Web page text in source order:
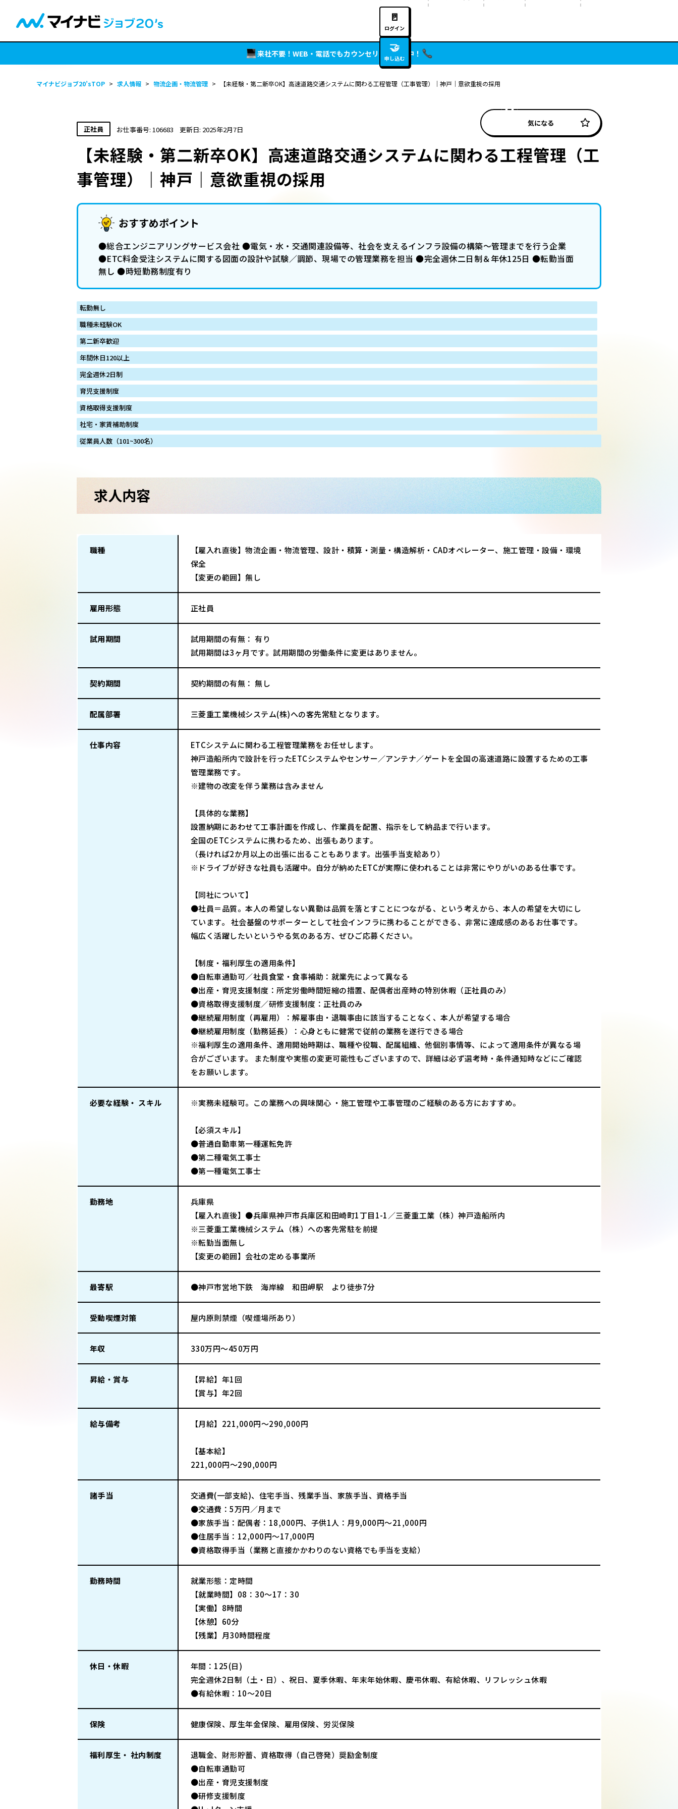
🚪
ログイン
🤝
申し込む
来社不要！WEB・電話でもカウンセリング実施中！
マイナビジョブ20’sTOP > 求人情報 > 物流企画・物流管理 > 【未経験・第二新卒OK】高速道路交通システムに関わる工程管理（工事管理）｜神戸｜意欲重視の採用
正社員 お仕事番号: 106683 更新日: 2025年2月7日
気になる
【未経験・第二新卒OK】高速道路交通システムに関わる工程管理（工
事管理）｜神戸｜意欲重視の採用
おすすめポイント
●総合エンジニアリングサービス会社 ●電気・水・交通関連設備等、社会を支えるインフラ設備の構築～管理までを行う企業
●ETC料金受注システムに関する図面の設計や試験／調節、現場での管理業務を担当 ●完全週休二日制＆年休125日 ●転勤当面
無し ●時短勤務制度有り
転勤無し
職種未経験OK
第二新卒歓迎
年間休日120以上
完全週休2日制
育児支援制度
資格取得支援制度
社宅・家賃補助制度
従業員人数（101~300名）
求人内容
職種
【雇入れ直後】物流企画・物流管理、設計・積算・測量・構造解析・CADオペレーター、施工管理・設備・環境
保全
【変更の範囲】無し
雇用形態 正社員
試用期間
試用期間の有無： 有り
試用期間は3ヶ月です。試用期間の労働条件に変更はありません。
契約期間 契約期間の有無： 無し
配属部署 三菱重工業機械システム(株)への客先常駐となります。
仕事内容
ETCシステムに関わる工程管理業務をお任せします。
神戸造船所内で設計を行ったETCシステムやセンサー／アンテナ／ゲートを全国の高速道路に設置するための工事
管理業務です。
※建物の改変を伴う業務は含みません
【具体的な業務】
設置納期にあわせて工事計画を作成し、作業員を配置、指示をして納品まで行います。
全国のETCシステムに携わるため、出張もあります。
（長ければ2か月以上の出張に出ることもあります。出張手当支給あり）
※ドライブが好きな社員も活躍中。自分が納めたETCが実際に使われることは非常にやりがいのある仕事です。
【同社について】
●社員＝品質。本人の希望しない異動は品質を落とすことにつながる、という考えから、本人の希望を大切にし
ています。 社会基盤のサポーターとして社会インフラに携わることができる、非常に達成感のあるお仕事です。
幅広く活躍したいというやる気のある方、ぜひご応募ください。
【制度・福利厚生の適用条件】
●自転車通勤可／社員食堂・食事補助：就業先によって異なる
●出産・育児支援制度：所定労働時間短縮の措置、配偶者出産時の特別休暇（正社員のみ）
●資格取得支援制度／研修支援制度：正社員のみ
●継続雇用制度（再雇用）：解雇事由・退職事由に該当することなく、本人が希望する場合
●継続雇用制度（勤務延長）：心身ともに健常で従前の業務を遂行できる場合
※福利厚生の適用条件、適用開始時期は、職種や役職、配属組織、他個別事情等、によって適用条件が異なる場
合がございます。 また制度や実態の変更可能性もございますので、詳細は必ず選考時・条件通知時などにご確認
をお願いします。
必要な経験・ スキル ※実務未経験可。この業務への興味関心 ・施工管理や工事管理のご経験のある方におすすめ。
【必須スキル】
●普通自動車第一種運転免許
●第二種電気工事士
●第一種電気工事士
勤務地
兵庫県
【雇入れ直後】●兵庫県神戸市兵庫区和田崎町1丁目1-1／三菱重工業（株）神戸造船所内
※三菱重工業機械システム（株）への客先常駐を前提
※転勤当面無し
【変更の範囲】会社の定める事業所
最寄駅 ●神戸市営地下鉄 海岸線 和田岬駅 より徒歩7分
受動喫煙対策 屋内原則禁煙（喫煙場所あり）
年収 330万円～450万円
昇給・賞与
【昇給】年1回
【賞与】年2回
給与備考 【月給】221,000円～290,000円
【基本給】
221,000円～290,000円
諸手当
交通費(一部支給)、住宅手当、残業手当、家族手当、資格手当
●交通費：5万円／月まで
●家族手当：配偶者：18,000円、子供1人：月9,000円～21,000円
●住居手当：12,000円～17,000円
●資格取得手当（業務と直接かかわりのない資格でも手当を支給）
勤務時間
就業形態：定時間
【就業時間】08：30～17：30
【実働】8時間
【休憩】60分
【残業】月30時間程度
休日・休暇
年間：125(日)
完全週休2日制（土・日）、祝日、夏季休暇、年末年始休暇、慶弔休暇、有給休暇、リフレッシュ休暇
●有給休暇：10～20日
保険 健康保険、厚生年金保険、雇用保険、労災保険
福利厚生・ 社内制度
退職金、財形貯蓄、資格取得（自己啓発）奨励金制度
●自転車通勤可
●出産・育児支援制度
●研修支援制度